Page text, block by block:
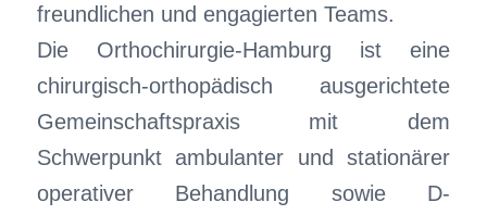
freundlichen und engagierten Teams.
Die Orthochirurgie-Hamburg ist eine
chirurgisch-orthopädisch ausgerichtete
Gemeinschaftspraxis mit dem
Schwerpunkt ambulanter und stationärer
operativer Behandlung sowie D-